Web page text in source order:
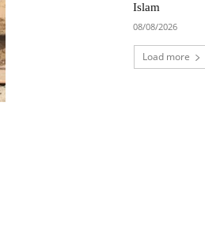
Islam
08/08/2026
Load more